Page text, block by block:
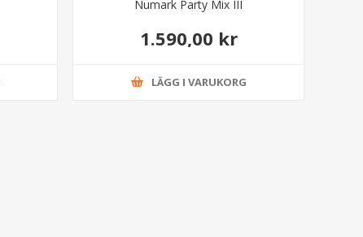
Numark Party Mix III
1.590,00 kr
LÄGG I VARUKORG